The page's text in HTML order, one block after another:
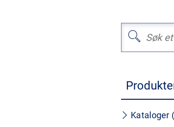
Kataloger